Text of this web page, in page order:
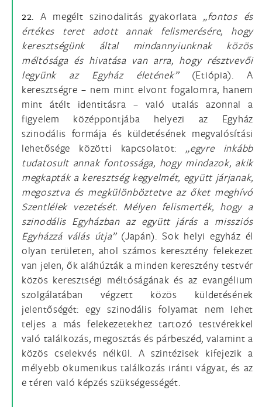
22. A megélt szinodalitás gyakorlata „fontos és
értékes teret adott annak felismerésére, hogy
keresztségünk által mindannyiunknak közös
méltósága és hivatása van arra, hogy résztvevői
legyünk az Egyház életének”(Etiópia). A
keresztségre – nem mint elvont fogalomra, hanem
mint átélt identitásra – való utalás azonnal a
figyelem középpontjába helyezi az Egyház
szinodális formája és küldetésének megvalósítási
lehetősége közötti kapcsolatot: „egyre inkább
tudatosult annak fontossága, hogy mindazok, akik
megkapták a keresztség kegyelmét, együtt járjanak,
megosztva és megkülönböztetve az őket meghívó
Szentlélek vezetését. Mélyen felismerték, hogy a
szinodális Egyházban az együtt járás a missziós
Egyházzá válás útja”(Japán). Sok helyi egyház él
olyan területen, ahol számos keresztény felekezet
van jelen, ők aláhúzták a minden keresztény testvér
közös keresztségi méltóságának és az evangélium
szolgálatában végzett közös küldetésének
jelentőségét: egy szinodális folyamat nem lehet
teljes a más felekezetekhez tartozó testvérekkel
való találkozás, megosztás és párbeszéd, valamint a
közös cselekvés nélkül. A szintézisek kifejezik a
mélyebb ökumenikus találkozás iránti vágyat, és az
e téren való képzés szükségességét.